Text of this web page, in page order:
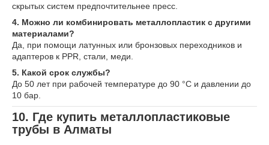
скрытых систем предпочтительнее пресс.
4. Можно ли комбинировать металлопластик с другими
материалами?
Да, при помощи латунных или бронзовых переходников и
адаптеров к PPR, стали, меди.
5. Какой срок службы?
До 50 лет при рабочей температуре до 90 °C и давлении до
10 бар.
10. Где купить металлопластиковые
трубы в Алматы